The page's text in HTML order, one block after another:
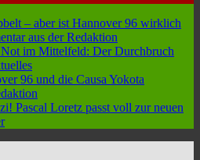
– aber ist Hannover 96 wirklich
aus der Redaktion
im Mittelfeld: Der Durchbruch
96 und die Causa Yokota
Pascal Loretz passt voll zur neuen